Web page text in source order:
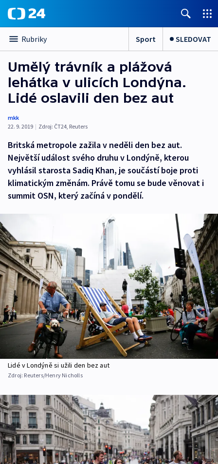
Rubriky Sport SLEDOVAT
Umělý trávník a plážová
lehátka v ulicích Londýna.
Lidé oslavili den bez aut
mkk
22. 9. 2019 | Zdroj: ČT24, Reuters
Britská metropole zažila v neděli den bez aut.
Největší událost svého druhu v Londýně, kterou
vyhlásil starosta Sadiq Khan, je součástí boje proti
klimatickým změnám. Právě tomu se bude věnovat i
summit OSN, který začíná v pondělí.
Lidé v Londýně si užili den bez aut
Zdroj: Reuters/Henry Nicholls